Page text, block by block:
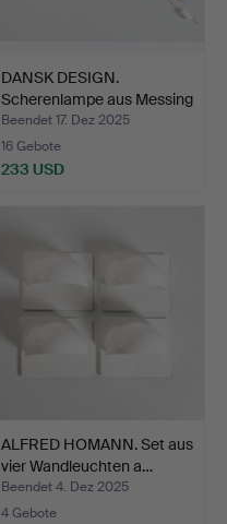
DANSK DESIGN.
Scherenlampe aus Messing
zur…
Beendet 17. Dez 2025
16 Gebote
233 USD
ALFRED HOMANN. Set aus
vier Wandleuchten a…
Beendet 4. Dez 2025
4 Gebote